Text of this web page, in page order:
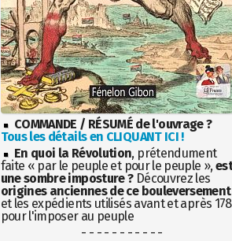
COMMANDE / RÉSUMÉ de l'ouvrage ?
Tous les détails en CLIQUANT ICI !
En quoi la Révolution, prétendument
faite « par le peuple et pour le peuple »,
une sombre imposture ?Découvrez les
origines anciennes de ce bouleversement
et les expédients utilisés avant et après
pour l'imposer au peuple
- - - - - - - - - - -